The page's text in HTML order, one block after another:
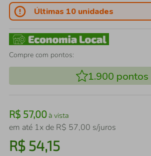
Últimas 10 unidades
Compre com pontos:
1.900 pontos
R$ 57,00à vista
em até 1x de R$ 57,00 s/juros
R$ 54,15